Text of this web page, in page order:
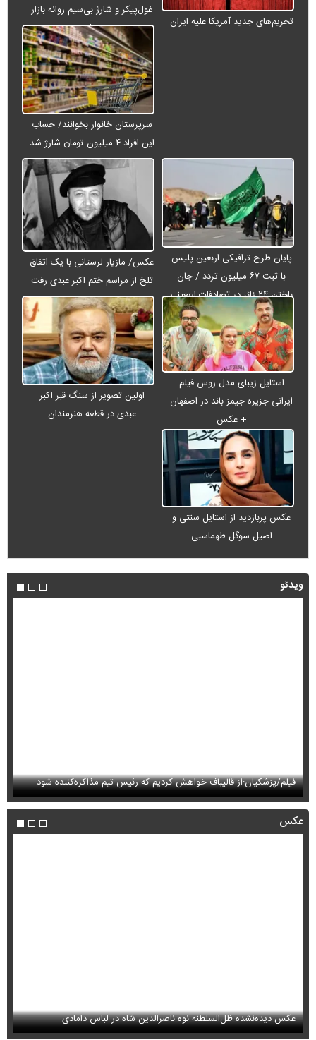
تحریم‌های جدید آمریکا علیه ایران
غول‌پیکر و شارژ بی‌سیم روانه بازار
می‌شود
سرپرستان خانوار بخوانند/ حساب
این افراد ۴ میلیون تومان شارژ شد
پایان طرح ترافیکی اربعین پلیس
با ثبت ۶۷ میلیون تردد / جان
باختن ۲۴ زائر در تصادفات اربعینی
عکس/ مازیار لرستانی با یک اتفاق
تلخ از مراسم ختم اکبر عبدی رفت
استایل زیبای مدل روس فیلم
ایرانی جزیره جیمز باند در اصفهان
+ عکس
اولین تصویر از سنگ قبر اکبر
عبدی در قطعه هنرمندان
عکس پربازدید از استایل سنتی و
اصیل سوگل طهماسبی
ویدئو
فیلم/پزشکیان:از قالیباف خواهش کردیم که رئیس تیم مذاکره‌کننده شود
عکس
عکس دیده‌نشده ظل‌السلطنه نوه ناصرالدین شاه در لباس دامادی